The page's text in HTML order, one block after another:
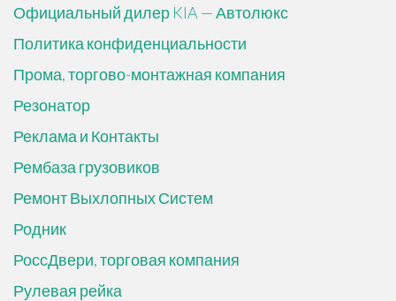
Официальный дилер KIA — Автолюкс
Политика конфиденциальности
Прома, торгово-монтажная компания
Резонатор
Реклама и Контакты
Рембаза грузовиков
Ремонт Выхлопных Систем
Родник
РоссДвери, торговая компания
Рулевая рейка